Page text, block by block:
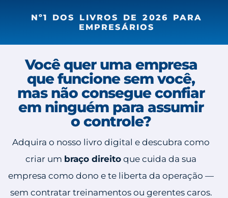
Nº1 DOS LIVROS DE 2026 PARA
EMPRESÁRIOS
Você quer uma empresa
que funcione sem você,
mas não consegue confiar
em ninguém para assumir
o controle?
Adquira o nosso livro digital e descubra como
criar um braço direito que cuida da sua
empresa como dono e te liberta da operação —
sem contratar treinamentos ou gerentes caros.